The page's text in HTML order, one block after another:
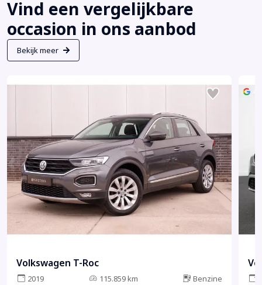
Vind een vergelijkbare
occasion in ons aanbod
Bekijk meer
Volkswagen T-Roc
2019 115.859 km Benzine